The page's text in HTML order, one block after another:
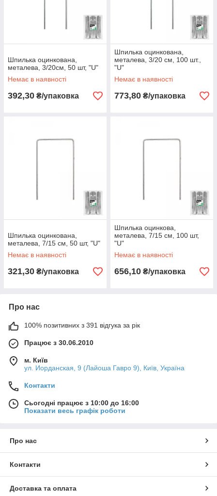
Шпилька оцинкована,
металева, 3/20см, 50 шт, "U"
Немає в наявності
392,30 ₴/упаковка
Шпилька оцинкована,
металева, 3/20 см, 100 шт.,
"U"
Немає в наявності
773,80 ₴/упаковка
Шпилька оцинкована,
металева, 7/15 см, 50 шт, "U"
Немає в наявності
321,30 ₴/упаковка
Шпилька оцинкова,
металева, 7/15 см, 100 шт,
"U"
Немає в наявності
656,10 ₴/упаковка
Про нас
100% позитивних з 391 відгука за рік
Працює з 30.06.2010
м. Київ
ул. Иорданская, 9 (Лайоша Гавро 9), Київ, Україна
Контакти
Сьогодні працює з 10:00 до 16:00
Показати весь графік роботи
Про нас
Контакти
Доставка та оплата